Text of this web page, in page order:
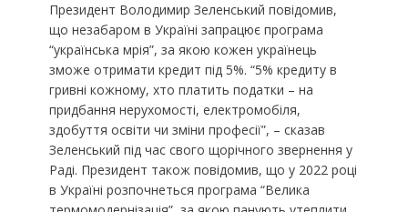
Президент Володимир Зеленський повідомив,
що незабаром в Україні запрацює програма
“українська мрія”, за якою кожен українець
зможе отримати кредит під 5%. “5% кредиту в
гривні кожному, хто платить податки – на
придбання нерухомості, електромобіля,
здобуття освіти чи зміни професії”, – сказав
Зеленський під час свого щорічного звернення у
Раді. Президент також повідомив, що у 2022 році
в Україні розпочнеться програма “Велика